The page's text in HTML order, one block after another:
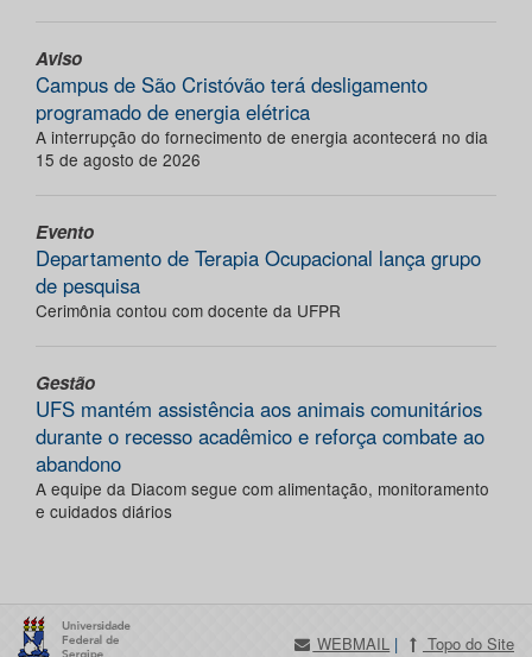
Aviso
Campus de São Cristóvão terá desligamento
programado de energia elétrica
A interrupção do fornecimento de energia acontecerá no dia
15 de agosto de 2026
Evento
Departamento de Terapia Ocupacional lança grupo
de pesquisa
Cerimônia contou com docente da UFPR
Gestão
UFS mantém assistência aos animais comunitários
durante o recesso acadêmico e reforça combate ao
abandono
A equipe da Diacom segue com alimentação, monitoramento
e cuidados diários
WEBMAIL | Topo do Site